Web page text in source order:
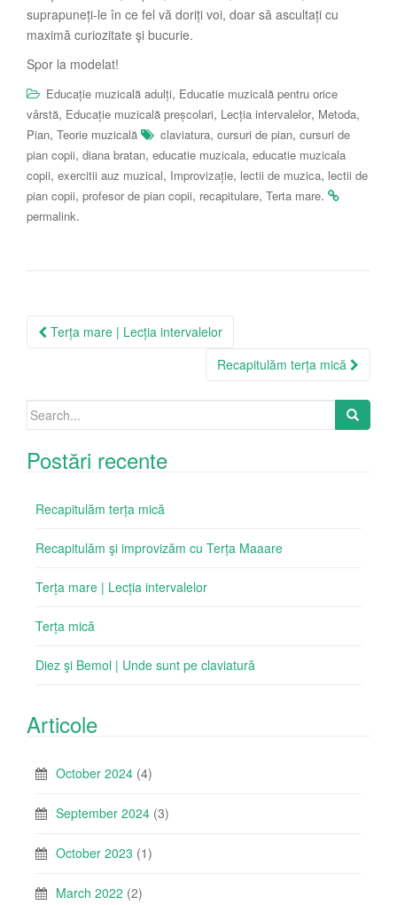
suprapuneți-le în ce fel vă doriți voi, doar să ascultați cu
maximă curiozitate şi bucurie.
Spor la modelat!
Educație muzicală adulți, Educatie muzicală pentru orice
vârstă, Educație muzicală preșcolari, Lecția intervalelor, Metoda,
Pian, Teorie muzicală claviatura, cursuri de pian, cursuri de
pian copii, diana bratan, educatie muzicala, educatie muzicala
copii, exercitii auz muzical, Improvizație, lectii de muzica, lectii de
pian copii, profesor de pian copii, recapitulare, Terta mare.
permalink.
Post
Terța mare | Lecția intervalelor
Recapitulăm terța mică
Search
Postări recente
Recapitulăm terța mică
Recapitulăm şi improvizăm cu Terța Maaare
Terța mare | Lecția intervalelor
Terța mică
Diez şi Bemol | Unde sunt pe claviatură
Articole
October 2024 (4)
September 2024 (3)
October 2023 (1)
March 2022 (2)